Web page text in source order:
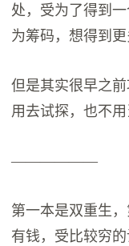
处，受为了得到
为筹码，想得到更
但是其实很早之
用去试探，也不用
——————
第一本是双重生
有钱，受比较穷的